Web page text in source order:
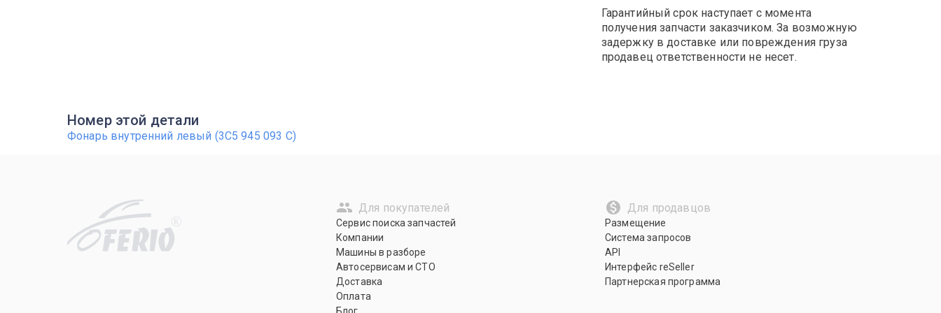
Гарантийный срок наступает с момента
получения запчасти заказчиком. За возможную
задержку в доставке или повреждения груза
продавец ответственности не несет.
Номер этой детали
Фонарь внутренний левый (3C5 945 093 C)
R
Для покупателей
Сервис поиска запчастей
Компании
Машины в разборе
Автосервисам и СТО
Доставка
Оплата
Для продавцов
Размещение
Система запросов
API
Интерфейс reSeller
Партнерская программа